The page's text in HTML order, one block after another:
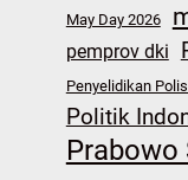
May Day 2026
pemprov dki
Penyelidikan
Politik
Prabowo